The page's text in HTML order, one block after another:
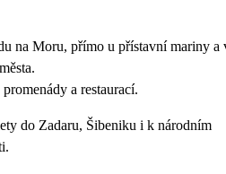
na Moru, přímo u přístavní mariny a
a restaurací.
do Zadaru, Šibeniku i k národním